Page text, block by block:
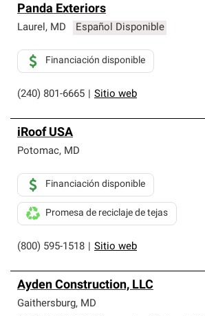
Panda Exteriors
Laurel, MD Español Disponible
(240) 801-6665 Sitio web
Financiación disponible
iRoof USA
Potomac, MD
(800) 595-1518 Sitio web
Financiación disponible
Promesa de reciclaje de tejas
Ayden Construction, LLC
Gaithersburg, MD